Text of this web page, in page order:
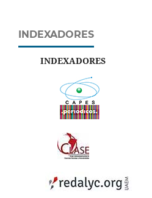
INDEXADORES
INDEXADORES